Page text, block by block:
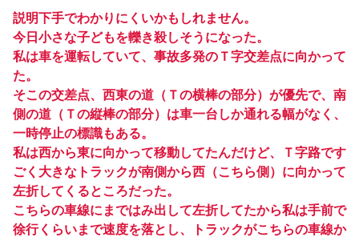
説明下手でわかりにくいかもしれません。
今日小さな子どもを轢き殺しそうになった。
私は車を運転していて、事故多発のＴ字交差点に向かって
た。
そこの交差点、西東の道（Ｔの横棒の部分）が優先で、南
側の道（Ｔの縦棒の部分）は車一台しか通れる幅がなく、
一時停止の標識もある。
私は西から東に向かって移動してたんだけど、Ｔ字路です
ごく大きなトラックが南側から西（こちら側）に向かって
左折してくるところだった。
こちらの車線にまではみ出して左折してたから私は手前で
徐行くらいまで速度を落とし、トラックがこちらの車線か